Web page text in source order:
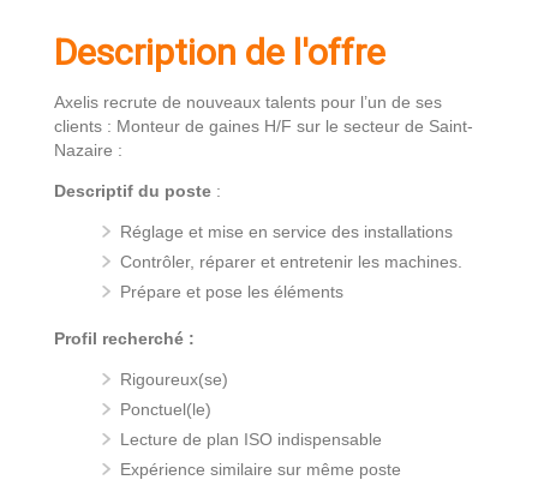
Description de l'offre
Axelis recrute de nouveaux talents pour l’un de ses
clients : Monteur de gaines H/F sur le secteur de Saint-
Nazaire :
Descriptif du poste :
Réglage et mise en service des installations
Contrôler, réparer et entretenir les machines.
Prépare et pose les éléments
Profil recherché :
Rigoureux(se)
Ponctuel(le)
Lecture de plan ISO indispensable
Expérience similaire sur même poste